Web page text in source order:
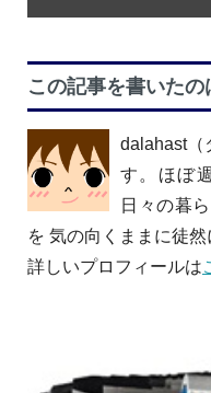
この記事を書いたの
dalahast（
す。ほぼ
日々の暮
を 気の向くままに徒然
詳しいプロフィールは